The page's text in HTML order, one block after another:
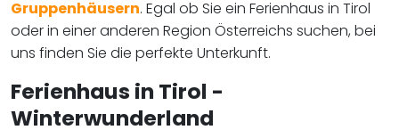
Gruppenhäusern. Egal ob Sie ein Ferienhaus in Tirol
oder in einer anderen Region Österreichs suchen, bei
uns finden Sie die perfekte Unterkunft.
Ferienhaus in Tirol -
Winterwunderland